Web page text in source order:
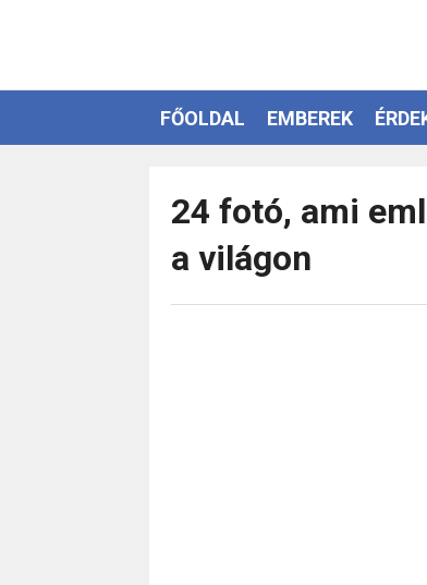
FŐOLDAL EMBEREK
24 fotó, ami
a világon